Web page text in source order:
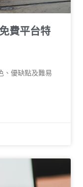
費平台特
、優缺點及難易